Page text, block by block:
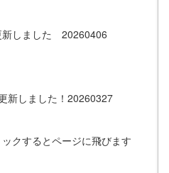
しました 20260406
新しました！20260327
クするとページに飛びます